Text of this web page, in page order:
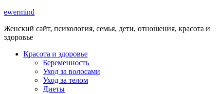
ewermind
Женский сайт, психология, семья, дети, отношения, красота и
здоровье
Красота и здоровье
Беременность
Уход за волосами
Уход за телом
Диеты